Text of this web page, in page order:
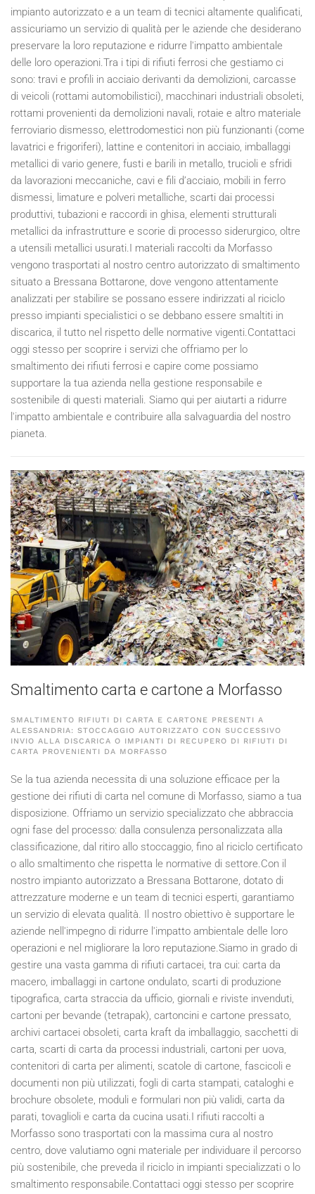
impianto autorizzato e a un team di tecnici altamente qualificati,
assicuriamo un servizio di qualità per le aziende che desiderano
preservare la loro reputazione e ridurre l'impatto ambientale
delle loro operazioni.Tra i tipi di rifiuti ferrosi che gestiamo ci
sono: travi e profili in acciaio derivanti da demolizioni, carcasse
di veicoli (rottami automobilistici), macchinari industriali obsoleti,
rottami provenienti da demolizioni navali, rotaie e altro materiale
ferroviario dismesso, elettrodomestici non più funzionanti (come
lavatrici e frigoriferi), lattine e contenitori in acciaio, imballaggi
metallici di vario genere, fusti e barili in metallo, trucioli e sfridi
da lavorazioni meccaniche, cavi e fili d’acciaio, mobili in ferro
dismessi, limature e polveri metalliche, scarti dai processi
produttivi, tubazioni e raccordi in ghisa, elementi strutturali
metallici da infrastrutture e scorie di processo siderurgico, oltre
a utensili metallici usurati.I materiali raccolti da Morfasso
vengono trasportati al nostro centro autorizzato di smaltimento
situato a Bressana Bottarone, dove vengono attentamente
analizzati per stabilire se possano essere indirizzati al riciclo
presso impianti specialistici o se debbano essere smaltiti in
discarica, il tutto nel rispetto delle normative vigenti.Contattaci
oggi stesso per scoprire i servizi che offriamo per lo
smaltimento dei rifiuti ferrosi e capire come possiamo
supportare la tua azienda nella gestione responsabile e
sostenibile di questi materiali. Siamo qui per aiutarti a ridurre
l'impatto ambientale e contribuire alla salvaguardia del nostro
pianeta.
Smaltimento carta e cartone a Morfasso
SMALTIMENTO RIFIUTI DI CARTA E CARTONE PRESENTI A
ALESSANDRIA: STOCCAGGIO AUTORIZZATO CON SUCCESSIVO
INVIO ALLA DISCARICA O IMPIANTI DI RECUPERO DI RIFIUTI DI
CARTA PROVENIENTI DA MORFASSO
Se la tua azienda necessita di una soluzione efficace per la
gestione dei rifiuti di carta nel comune di Morfasso, siamo a tua
disposizione. Offriamo un servizio specializzato che abbraccia
ogni fase del processo: dalla consulenza personalizzata alla
classificazione, dal ritiro allo stoccaggio, fino al riciclo certificato
o allo smaltimento che rispetta le normative di settore.Con il
nostro impianto autorizzato a Bressana Bottarone, dotato di
attrezzature moderne e un team di tecnici esperti, garantiamo
un servizio di elevata qualità. Il nostro obiettivo è supportare le
aziende nell'impegno di ridurre l'impatto ambientale delle loro
operazioni e nel migliorare la loro reputazione.Siamo in grado di
gestire una vasta gamma di rifiuti cartacei, tra cui: carta da
macero, imballaggi in cartone ondulato, scarti di produzione
tipografica, carta straccia da ufficio, giornali e riviste invenduti,
cartoni per bevande (tetrapak), cartoncini e cartone pressato,
archivi cartacei obsoleti, carta kraft da imballaggio, sacchetti di
carta, scarti di carta da processi industriali, cartoni per uova,
contenitori di carta per alimenti, scatole di cartone, fascicoli e
documenti non più utilizzati, fogli di carta stampati, cataloghi e
brochure obsolete, moduli e formulari non più validi, carta da
parati, tovaglioli e carta da cucina usati.I rifiuti raccolti a
Morfasso sono trasportati con la massima cura al nostro
centro, dove valutiamo ogni materiale per individuare il percorso
più sostenibile, che preveda il riciclo in impianti specializzati o lo
smaltimento responsabile.Contattaci oggi stesso per scoprire